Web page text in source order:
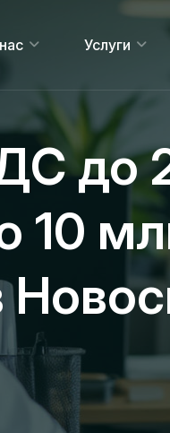
Услуги
до